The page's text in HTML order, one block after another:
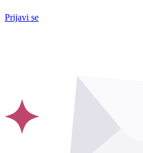
Prijavi se